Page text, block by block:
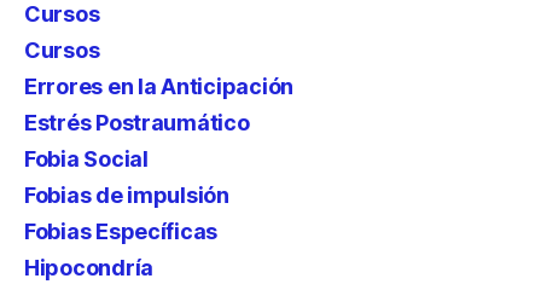
Cursos
Cursos
Errores en la Anticipación
Estrés Postraumático
Fobia Social
Fobias de impulsión
Fobias Específicas
Hipocondría